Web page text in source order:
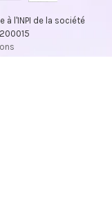
l'INPI de la société